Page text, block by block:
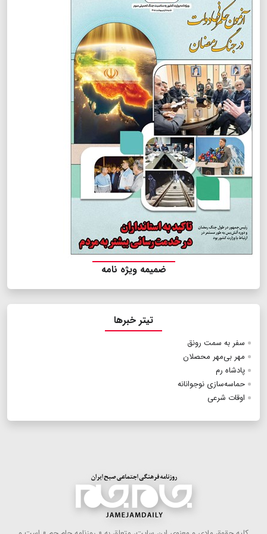
ضمیمه ویژه نامه
تیتر خبرها
سفر به سمت رونق
مهر بی‌مهر محصلان
پادشاه رم
حماسه‌سازی نوجوانانه
اوقات شرعی